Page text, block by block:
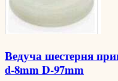
Ведуча шестерня
d-8mm D-97mm